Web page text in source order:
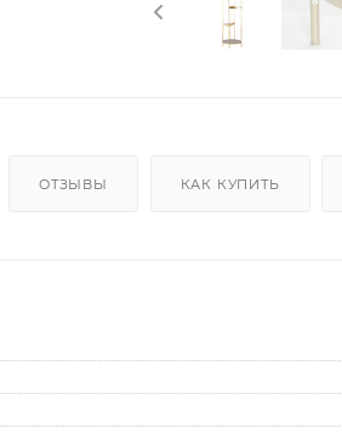
ОТЗЫВЫ КАК КУПИТЬ